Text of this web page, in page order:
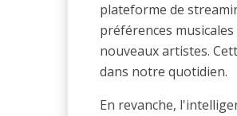
plateforme de
préférences
nouveaux artistes.
dans notre quotidien.
En revanche,